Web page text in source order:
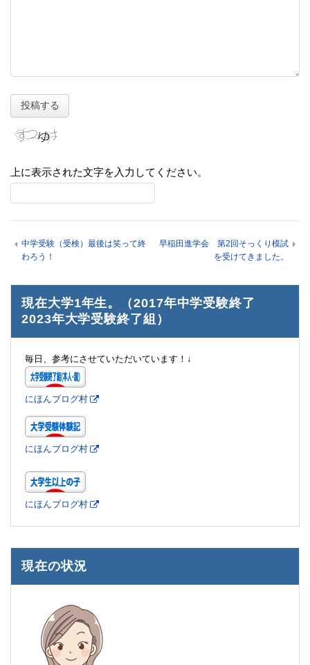
上に表示された文字を入力してください。
中学受験（受検）最後は笑って終
わろう！
早稲田進学会 第2回そっくり模試
を受けてきました。
現在大学1年生。（2017年中学受験終了
2023年大学受験終了組）
毎日、参考にさせていただいています！↓
にほんブログ村
にほんブログ村
にほんブログ村
現在の状況